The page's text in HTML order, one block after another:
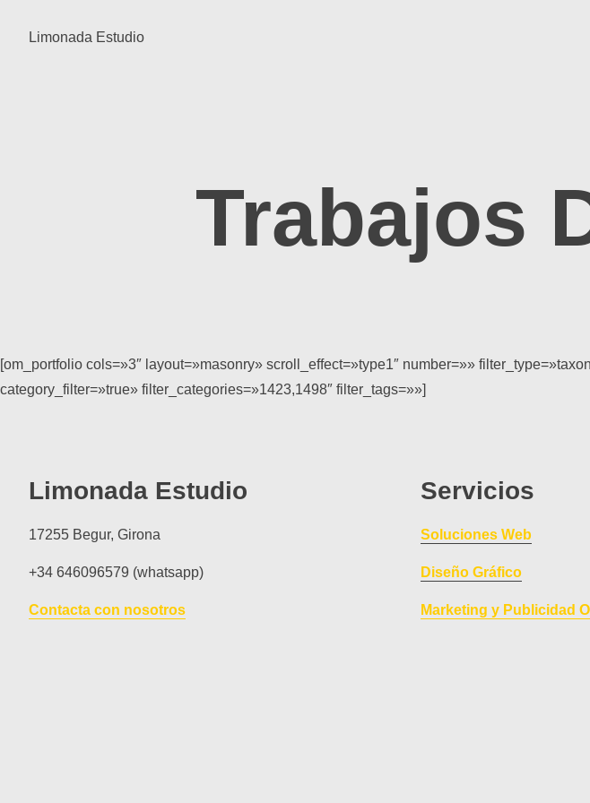
Limonada Estudio
Trabajos
[om_portfolio cols=»3″ layout=»masonry» scroll_effect=»type1″ number=»»
category_filter=»true» filter_categories=»1423,1498″ filter_tags=»»]
Limonada Estudio
17255 Begur, Girona
+34 646096579 (whatsapp)
Contacta con nosotros
Servicios
Soluciones Web
Diseño Gráfico
Marketing y Publicidad